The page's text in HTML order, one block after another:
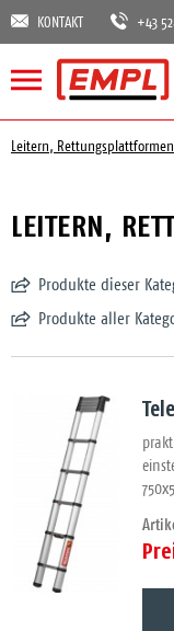
KONTAKT +43
Leitern, Rettungsplattformen
LEITERN,
Produkte dieser
Produkte aller